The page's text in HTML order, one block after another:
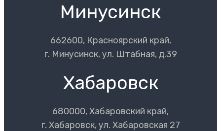
Минусинск
662600, Красноярский край,
г. Минусинск, ул. Штабная, д.39
Хабаровск
680000, Хабаровский край,
г. Хабаровск, ул. Хабаровская 27